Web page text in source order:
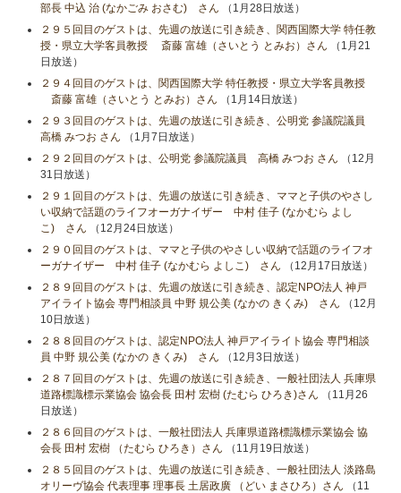
部長 中込 治 (なかごみ おさむ) さん （1月28日放送）
２９５回目のゲストは、先週の放送に引き続き、関西国際大学 特任教
授・県立大学客員教授 斎藤 富雄（さいとう とみお）さん （1月21
日放送）
２９４回目のゲストは、関西国際大学 特任教授・県立大学客員教授
斎藤 富雄（さいとう とみお）さん （1月14日放送）
２９３回目のゲストは、先週の放送に引き続き、公明党 参議院議員
高橋 みつお さん （1月7日放送）
２９２回目のゲストは、公明党 参議院議員 高橋 みつお さん （12月
31日放送）
２９１回目のゲストは、先週の放送に引き続き、ママと子供のやさし
い収納で話題のライフオーガナイザー 中村 佳子 (なかむら よし
こ) さん （12月24日放送）
２９０回目のゲストは、ママと子供のやさしい収納で話題のライフオ
ーガナイザー 中村 佳子 (なかむら よしこ) さん （12月17日放送）
２８９回目のゲストは、先週の放送に引き続き、認定NPO法人 神戸
アイライト協会 専門相談員 中野 規公美 (なかの きくみ) さん （12月
10日放送）
２８８回目のゲストは、認定NPO法人 神戸アイライト協会 専門相談
員 中野 規公美 (なかの きくみ) さん （12月3日放送）
２８７回目のゲストは、先週の放送に引き続き、一般社団法人 兵庫県
道路標識標示業協会 協会長 田村 宏樹 (たむら ひろき)さん （11月26
日放送）
２８６回目のゲストは、一般社団法人 兵庫県道路標識標示業協会 協
会長 田村 宏樹 （たむら ひろき）さん （11月19日放送）
２８５回目のゲストは、先週の放送に引き続き、一般社団法人 淡路島
オリーヴ協会 代表理事 理事長 土居政廣 （どい まさひろ）さん （11